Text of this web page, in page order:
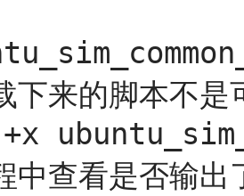
下来的脚本不
中查看是否输出